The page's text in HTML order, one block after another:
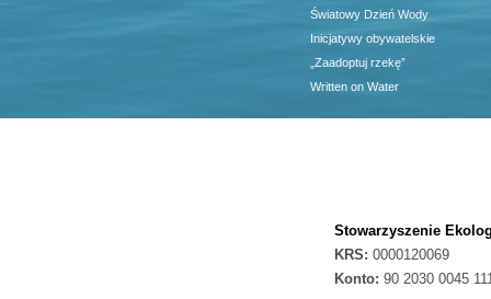
Światowy Dzień Wody
Inicjatywy obywatelskie
„Zaadoptuj rzekę”
Written on Water
Stowarzyszenie
KRS: 0000120069
Konto: 90 2030 0045